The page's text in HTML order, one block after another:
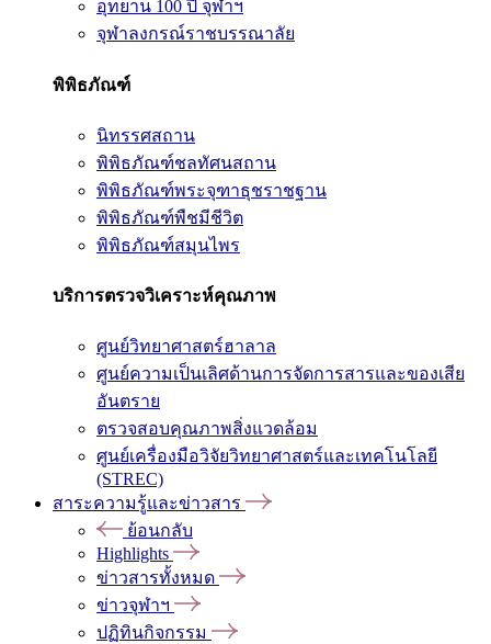
อุทยาน 100 ปี จุฬาฯ
จุฬาลงกรณ์ราชบรรณาลัย
พิพิธภัณฑ์
นิทรรศสถาน
พิพิธภัณฑ์ชลทัศนสถาน
พิพิธภัณฑ์พระจุฑาธุชราชฐาน
พิพิธภัณฑ์พืชมีชีวิต
พิพิธภัณฑ์สมุนไพร
บริการตรวจวิเคราะห์คุณภาพ
ศูนย์วิทยาศาสตร์ฮาลาล
ศูนย์ความเป็นเลิศด้านการจัดการสารและของเสีย
อันตราย
ตรวจสอบคุณภาพสิ่งแวดล้อม
ศูนย์เครื่องมือวิจัยวิทยาศาสตร์และเทคโนโลยี
(STREC)
สาระความรู้และข่าวสาร
ย้อนกลับ
Highlights
ข่าวสารทั้งหมด
ข่าวจุฬาฯ
ปฏิทินกิจกรรม